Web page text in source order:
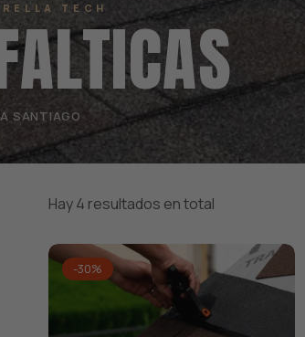
TECH
SANTIAGO
Hay 4 resultados en total
-30%